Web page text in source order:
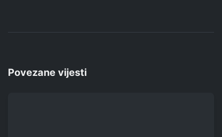
Povezane vijesti